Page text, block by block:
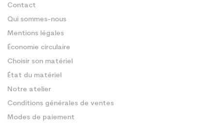
Contact
Qui sommes-nous
Mentions légales
Économie circulaire
Choisir son matériel
État du matériel
Notre atelier
Conditions générales de ventes
Modes de paiement